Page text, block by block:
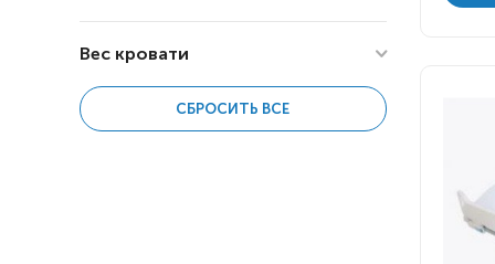
Вес кровати
62 175
СБРОСИТЬ ВСЕ